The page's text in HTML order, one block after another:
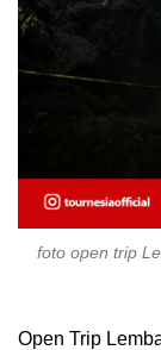
foto open trip
Open Trip